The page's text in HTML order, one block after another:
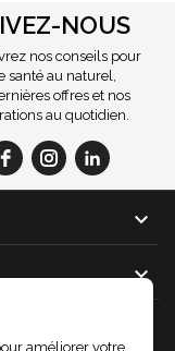
NOUS
nos conseils pour
santé au naturel,
offres et nos
au quotidien.


améliorer votre